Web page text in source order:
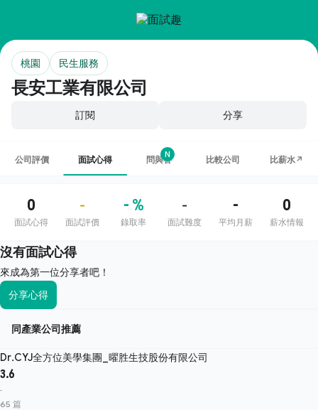
長安工業有限公司
桃園 民生服務
訂閱 分享
公司評價 面試心得 問與答
N
比較公司 比薪水↗
0
面試心得
-
面試評價
- %
錄取率
-
面試難度
-
平均月薪
0
薪水情報
沒有面試心得
來成為第一位分享者吧！
分享心得
同產業公司推薦
Dr.CYJ全方位美學集團_曜胜生技股份有限公司
3.6
·
65 篇